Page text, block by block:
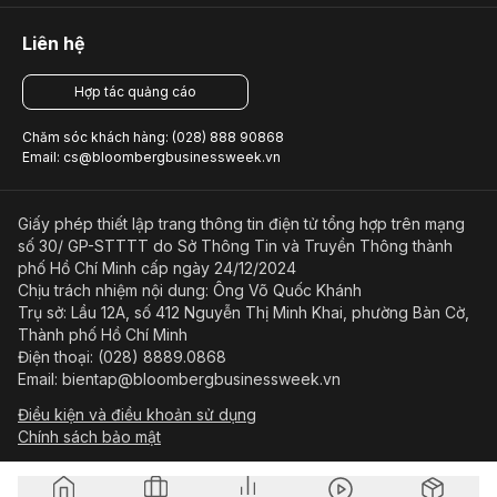
Liên hệ
Hợp tác quảng cáo
Chăm sóc khách hàng: (028) 888 90868
Email: cs@bloombergbusinessweek.vn
Giấy phép thiết lập trang thông tin điện tử tổng hợp trên mạng
số 30/ GP-STTTT do Sở Thông Tin và Truyền Thông thành
phố Hồ Chí Minh cấp ngày 24/12/2024
Chịu trách nhiệm nội dung: Ông Võ Quốc Khánh
Trụ sở: Lầu 12A, số 412 Nguyễn Thị Minh Khai, phường Bàn Cờ,
Thành phố Hồ Chí Minh
Điện thoại: (028) 8889.0868
Email: bientap@bloombergbusinessweek.vn
Điều kiện và điều khoản sử dụng
Chính sách bảo mật
© Copyright 2023-2026 Công ty Cổ phần Beacon Asia Media